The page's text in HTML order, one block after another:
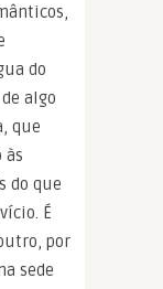
do
algo
que
às
do que
É
por
sede